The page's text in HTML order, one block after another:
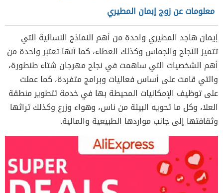
معلومات عن زوج إبمان المطيري
إيمان هاجد المطيري واحدة من أهم النماذج النسائية التي
تتميز النجاح والجماس وكذلك العطاء، كما أنها تعتبر واحدة من
أهم الشخصيات التي ساهمت في نجاح مهرجان شتاء طنطورة،
والتي قامت على أساس فعاليات وبرامج متفردة، كما عملت
على توظيف الإمكانيات المحيطة بها في خدمة تتطوير منطقة
العلا، وكل ما تحويه البيئة من ناس، وهواء وزرع وكذلك تراثها
وثقافتها إلى جانب مواردها الطبيعية والمالية.